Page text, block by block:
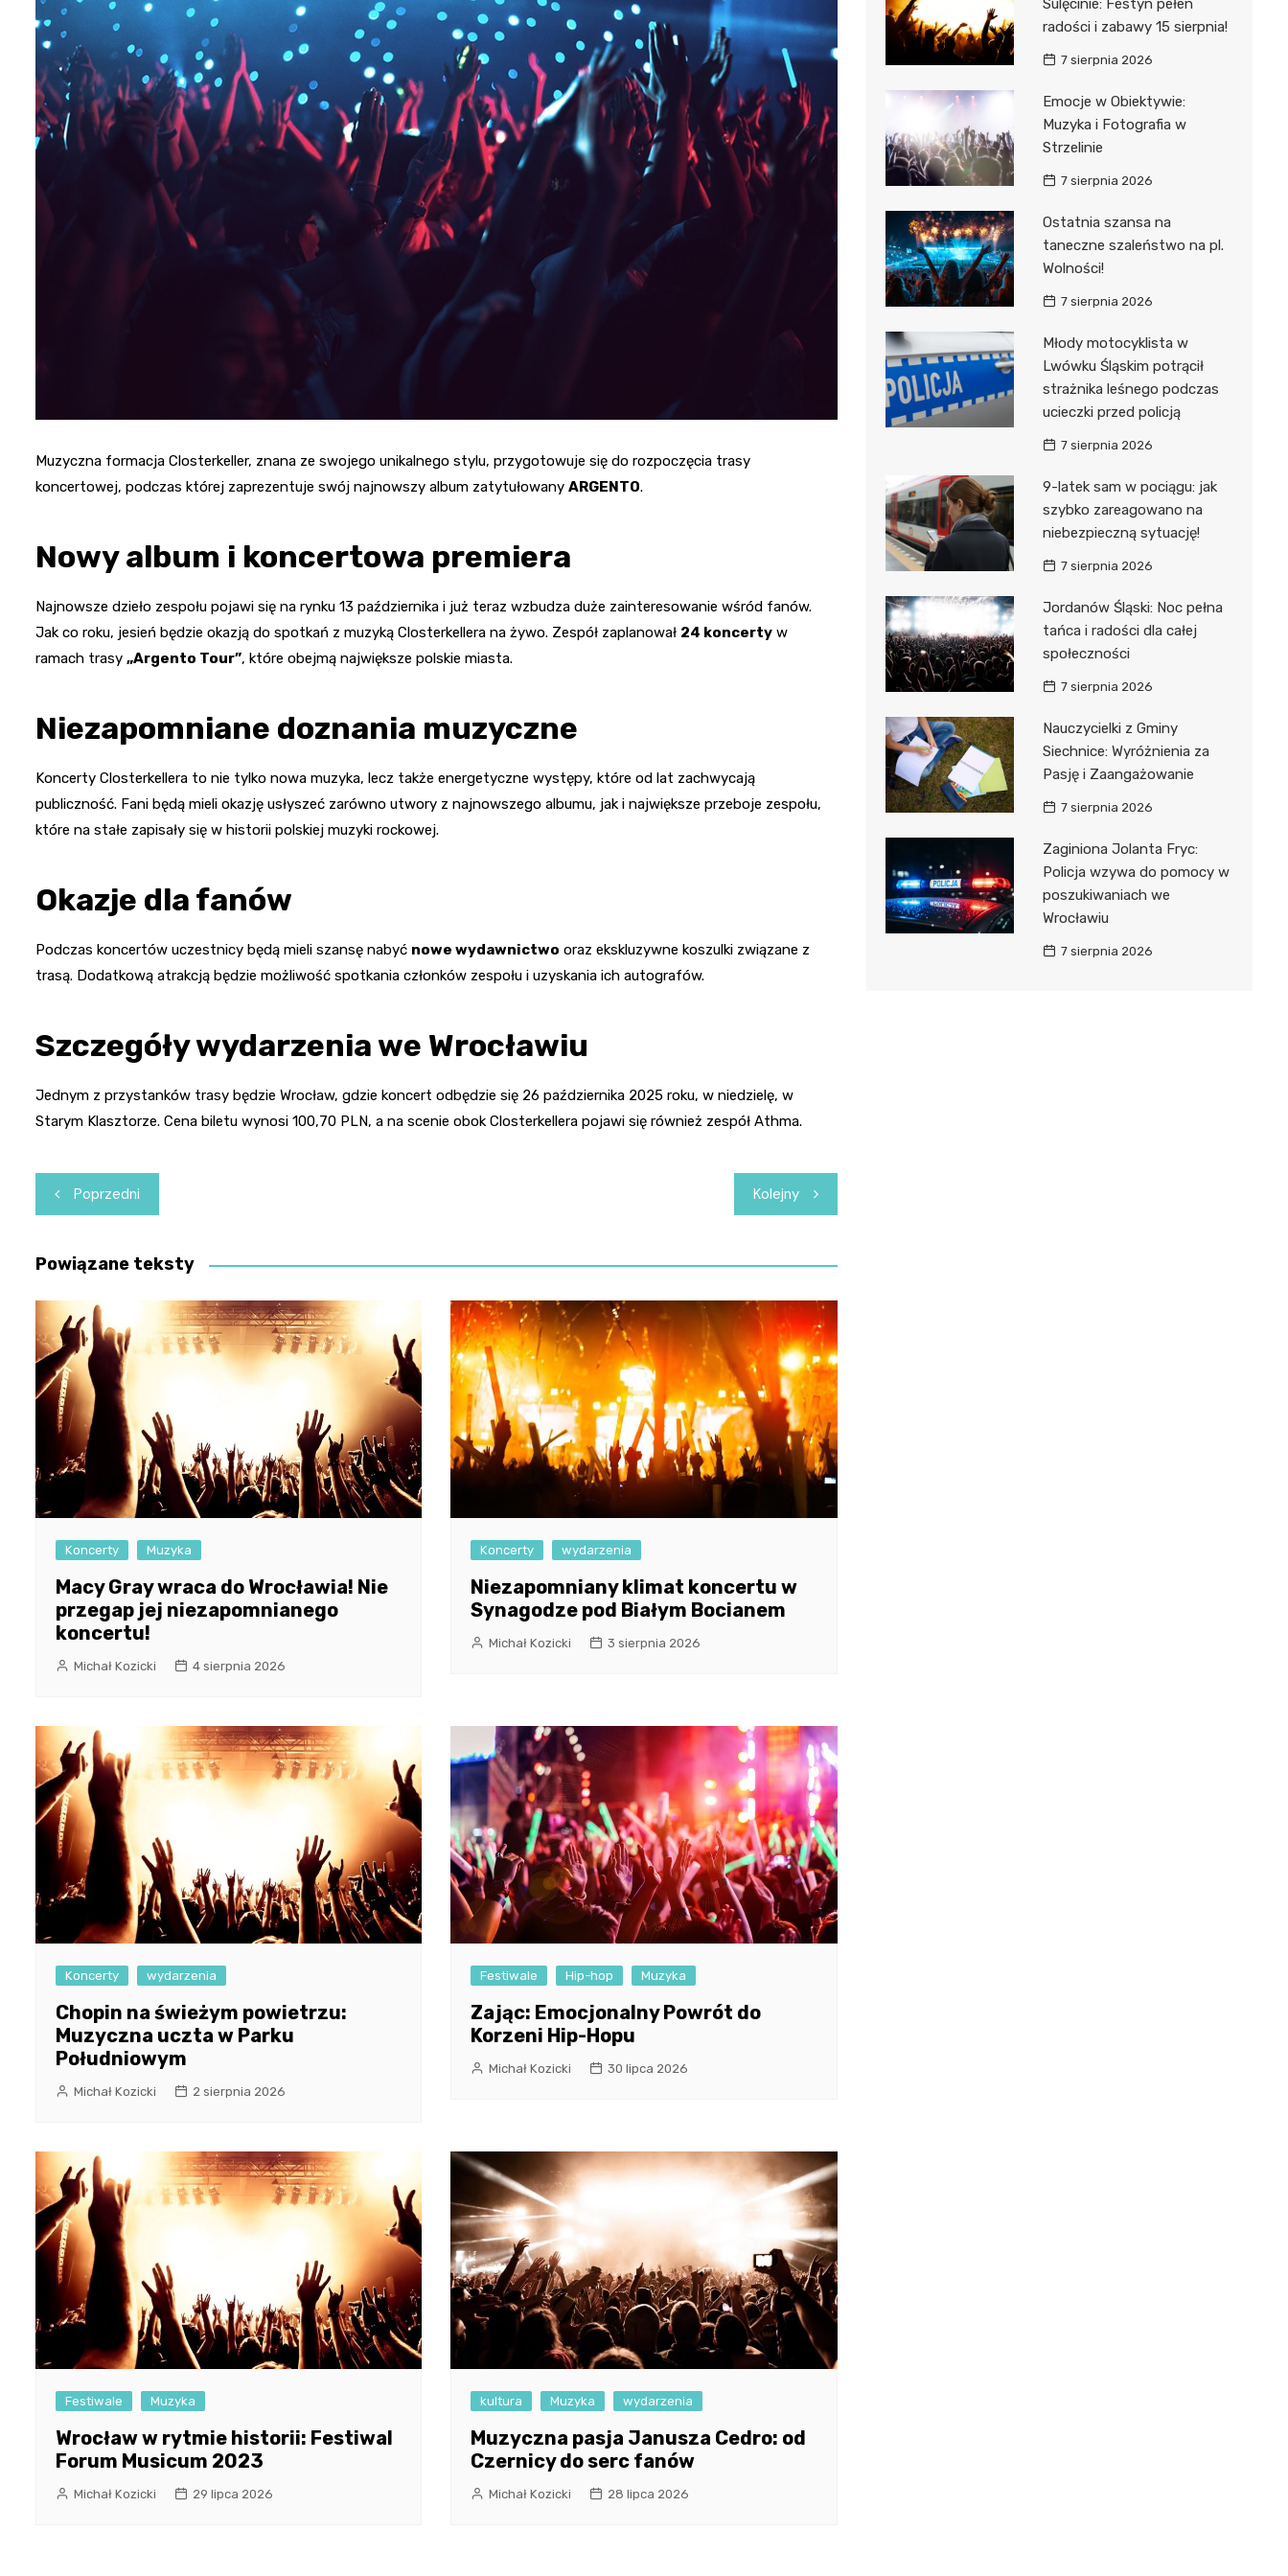
Fryzjer
Kino
Poczta
Muzyczna formacja Closterkeller, znana ze swojego unikalnego stylu, przygotowuje się do rozpoczęcia trasy
koncertowej, podczas której zaprezentuje swój najnowszy album zatytułowany ARGENTO.
Nowy album i koncertowa premiera
Najnowsze dzieło zespołu pojawi się na rynku 13 października i już teraz wzbudza duże zainteresowanie wśród fanów.
Jak co roku, jesień będzie okazją do spotkań z muzyką Closterkellera na żywo. Zespół zaplanował 24 koncerty w
ramach trasy „Argento Tour”, które obejmą największe polskie miasta.
Niezapomniane doznania muzyczne
Koncerty Closterkellera to nie tylko nowa muzyka, lecz także energetyczne występy, które od lat zachwycają
publiczność. Fani będą mieli okazję usłyszeć zarówno utwory z najnowszego albumu, jak i największe przeboje zespołu,
które na stałe zapisały się w historii polskiej muzyki rockowej.
Okazje dla fanów
Podczas koncertów uczestnicy będą mieli szansę nabyć nowe wydawnictwo oraz ekskluzywne koszulki związane z
trasą. Dodatkową atrakcją będzie możliwość spotkania członków zespołu i uzyskania ich autografów.
Szczegóły wydarzenia we Wrocławiu
Jednym z przystanków trasy będzie Wrocław, gdzie koncert odbędzie się 26 października 2025 roku, w niedzielę, w
Starym Klasztorze. Cena biletu wynosi 100,70 PLN, a na scenie obok Closterkellera pojawi się również zespół Athma.
Nawigacja
wpisu
Poprzedni Kolejny
Powiązane teksty
Koncerty Muzyka
Macy Gray wraca do Wrocławia! Nie
przegap jej niezapomnianego
koncertu!
Michał Kozicki 4 sierpnia 2026
Koncerty wydarzenia
Niezapomniany klimat koncertu w
Synagodze pod Białym Bocianem
Michał Kozicki 3 sierpnia 2026
Koncerty wydarzenia
Chopin na świeżym powietrzu:
Muzyczna uczta w Parku
Południowym
Michał Kozicki 2 sierpnia 2026
Festiwale Hip-hop Muzyka
Zając: Emocjonalny Powrót do
Korzeni Hip-Hopu
Michał Kozicki 30 lipca 2026
Festiwale Muzyka
Wrocław w rytmie historii: Festiwal
Forum Musicum 2023
Michał Kozicki 29 lipca 2026
kultura Muzyka wydarzenia
Muzyczna pasja Janusza Cedro: od
Czernicy do serc fanów
Michał Kozicki 28 lipca 2026
Sulęcinie: Festyn pełen
radości i zabawy 15 sierpnia!
7 sierpnia 2026
Emocje w Obiektywie:
Muzyka i Fotografia w
Strzelinie
7 sierpnia 2026
Ostatnia szansa na
taneczne szaleństwo na pl.
Wolności!
7 sierpnia 2026
Młody motocyklista w
Lwówku Śląskim potrącił
strażnika leśnego podczas
ucieczki przed policją
7 sierpnia 2026
9-latek sam w pociągu: jak
szybko zareagowano na
niebezpieczną sytuację!
7 sierpnia 2026
Jordanów Śląski: Noc pełna
tańca i radości dla całej
społeczności
7 sierpnia 2026
Nauczycielki z Gminy
Siechnice: Wyróżnienia za
Pasję i Zaangażowanie
7 sierpnia 2026
Zaginiona Jolanta Fryc:
Policja wzywa do pomocy w
poszukiwaniach we
Wrocławiu
7 sierpnia 2026